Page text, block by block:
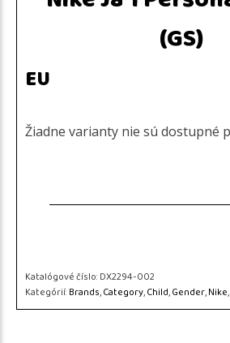
(GS)
EU
Žiadne varianty nie sú dostupné
Katalógové číslo:DX2294-002
Kategórií:Brands,Category,Child,Gender,Nike,